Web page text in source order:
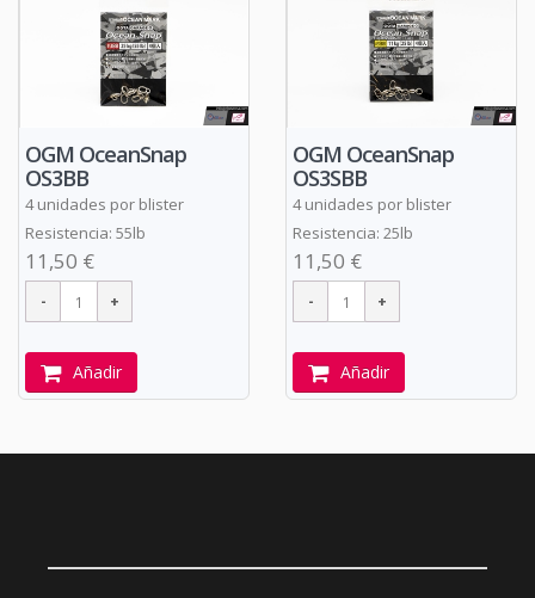
OGM OceanSnap
OS3BB
4 unidades por blister
Resistencia: 55lb
11,50 €
Añadir
OGM OceanSnap
OS3SBB
4 unidades por blister
Resistencia: 25lb
11,50 €
Añadir